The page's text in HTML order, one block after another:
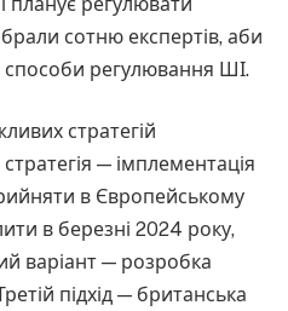
сотню експертів, аби
способи регулювання ШІ.
стратегій
— імплементація
в Європейському
в березні 2024 року,
варіант — розробка
підхід — британська